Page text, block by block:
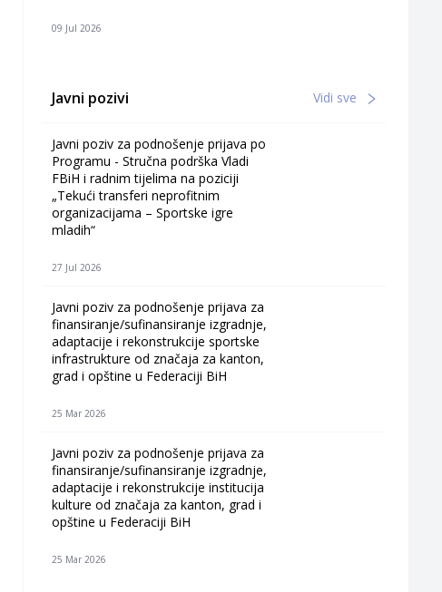
09 Jul 2026
Javni pozivi Vidi sve
Javni poziv za podnošenje prijava po
Programu - Stručna podrška Vladi
FBiH i radnim tijelima na poziciji
„Tekući transferi neprofitnim
organizacijama – Sportske igre
mladih“
27 Jul 2026
Javni poziv za podnošenje prijava za
finansiranje/sufinansiranje izgradnje,
adaptacije i rekonstrukcije sportske
infrastrukture od značaja za kanton,
grad i opštine u Federaciji BiH
25 Mar 2026
Javni poziv za podnošenje prijava za
finansiranje/sufinansiranje izgradnje,
adaptacije i rekonstrukcije institucija
kulture od značaja za kanton, grad i
opštine u Federaciji BiH
25 Mar 2026